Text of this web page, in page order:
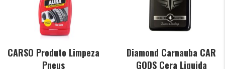
CARSO Produto Limpeza
Pneus
Diamond Carnauba CAR
GODS Cera Liquida